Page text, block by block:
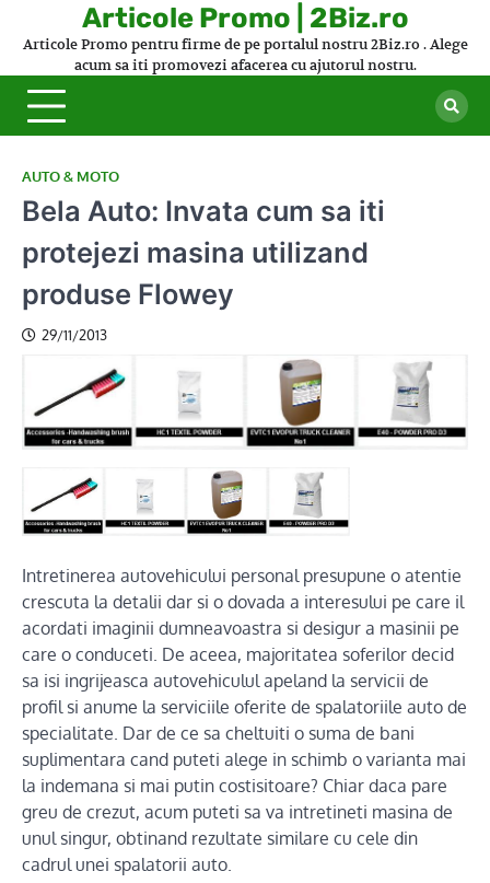
Articole Promo | 2Biz.ro
Articole Promo pentru firme de pe portalul nostru 2Biz.ro . Alege
acum sa iti promovezi afacerea cu ajutorul nostru.
AUTO & MOTO
Bela Auto: Invata cum sa iti
protejezi masina utilizand
produse Flowey
29/11/2013
Intretinerea autovehicului personal presupune o atentie
crescuta la detalii dar si o dovada a interesului pe care il
acordati imaginii dumneavoastra si desigur a masinii pe
care o conduceti. De aceea, majoritatea soferilor decid
sa isi ingrijeasca autovehiculul apeland la servicii de
profil si anume la serviciile oferite de spalatoriile auto de
specialitate. Dar de ce sa cheltuiti o suma de bani
suplimentara cand puteti alege in schimb o varianta mai
la indemana si mai putin costisitoare? Chiar daca pare
greu de crezut, acum puteti sa va intretineti masina de
unul singur, obtinand rezultate similare cu cele din
cadrul unei spalatorii auto.